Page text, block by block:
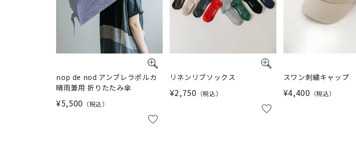
nop de nod アンブレラポルカ
晴雨兼用 折りたたみ傘
¥5,500 税込
リネンリブソックス
¥2,750 税込
スワン刺繍キャップ
¥4,400 税込